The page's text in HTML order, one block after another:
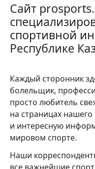
Сайт
спортивной
Республике
Каждый сторонник
болельщик,
просто любитель
на страницах
и интересную
мировом спорте.
Наши